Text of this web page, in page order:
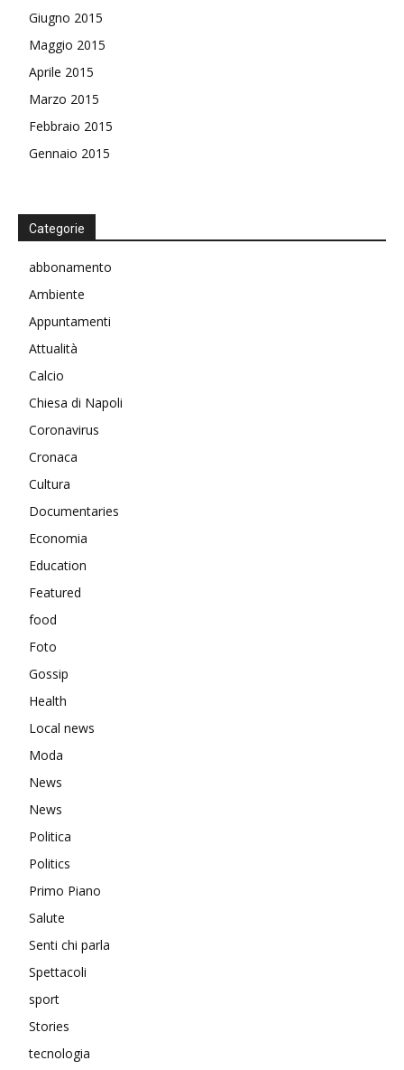
Giugno 2015
Maggio 2015
Aprile 2015
Marzo 2015
Febbraio 2015
Gennaio 2015
Categorie
abbonamento
Ambiente
Appuntamenti
Attualità
Calcio
Chiesa di Napoli
Coronavirus
Cronaca
Cultura
Documentaries
Economia
Education
Featured
food
Foto
Gossip
Health
Local news
Moda
News
News
Politica
Politics
Primo Piano
Salute
Senti chi parla
Spettacoli
sport
Stories
tecnologia